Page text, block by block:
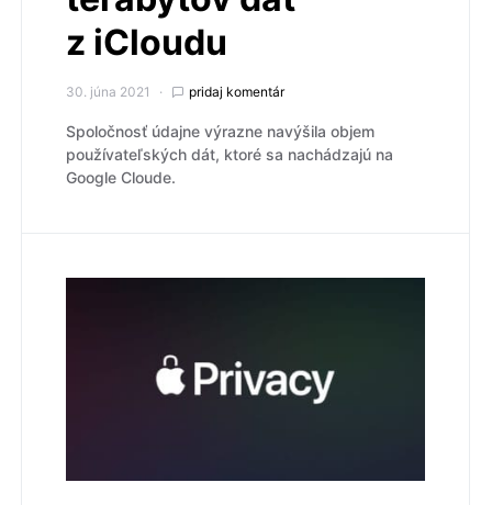
z iCloudu
30. júna 2021 pridaj komentár
Spoločnosť údajne výrazne navýšila objem
používateľských dát, ktoré sa nachádzajú na
Google Cloude.